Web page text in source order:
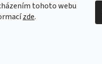
tohoto webu
zde.